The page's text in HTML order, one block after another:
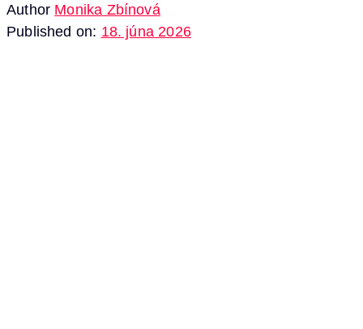
Author Monika Zbínová
Published on: 18. júna 2026